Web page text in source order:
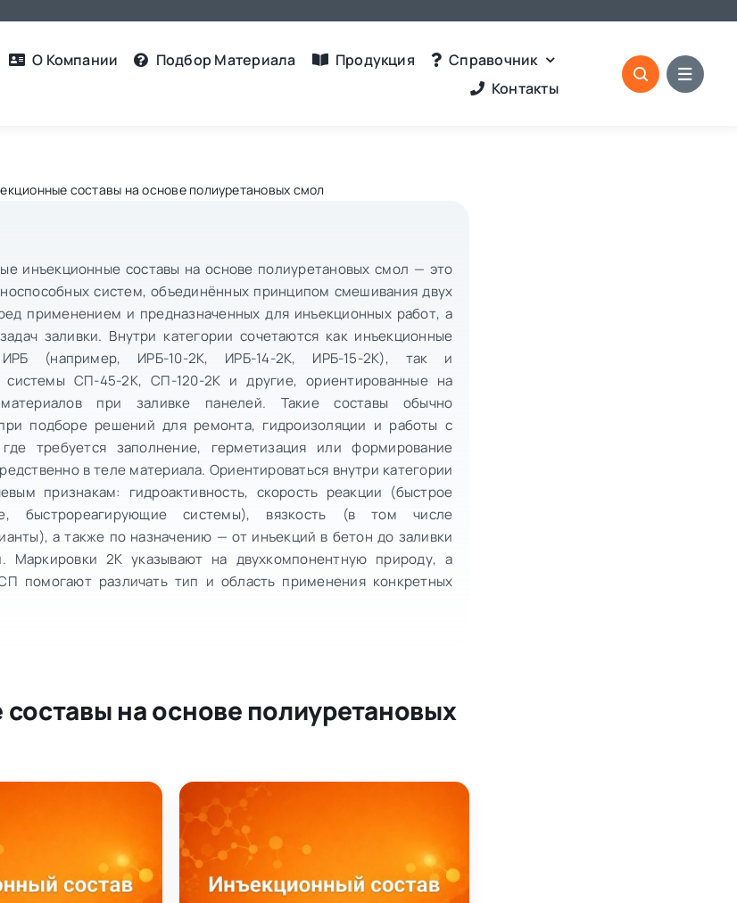
О Компании Подбор Материалa Продукция
Справочник
Контакты
составы на основе полиуретановых смол
инъекционные составы на основе полиуретановых смол — это
систем, объединённых принципом смешивания двух
применением и предназначенных для инъекционных работ, а
заливки. Внутри категории сочетаются как инъекционные
(например, ИРБ-10-2К, ИРБ-14-2К, ИРБ-15-2К), так и
системы СП-45-2К, СП-120-2К и другие, ориентированные на
при заливке панелей. Такие составы обычно
подборе решений для ремонта, гидроизоляции и работы с
где требуется заполнение, герметизация или формирование
в теле материала. Ориентироваться внутри категории
признакам: гидроактивность, скорость реакции (быстрое
быстрореагирующие системы), вязкость (в том числе
а также по назначению — от инъекций в бетон до заливки
Маркировки 2К указывают на двухкомпонентную природу, а
помогают различать тип и область применения конкретных
на основе полиуретановых